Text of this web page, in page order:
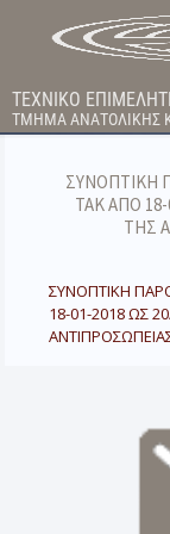
ΤΕΧΝΙΚΟ
ΤΜΗΜΑ ΑΝΑΤΟΛΙΚΗΣ
ΣΥΝΟΠΤΙΚΗ
ΤΑΚ ΑΠΟ
ΤΗΣ
ΣΥΝΟΠΤΙΚΗ
18-01-2018 ΩΣ